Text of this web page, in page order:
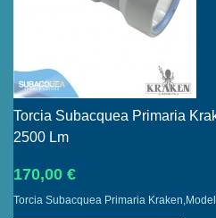
Torcia Subacquea Primaria
2500 Lm
170,00 €
Torcia Subacquea Primaria